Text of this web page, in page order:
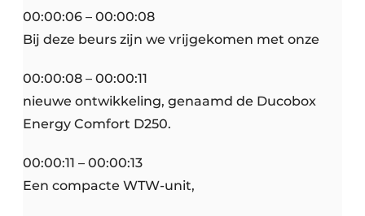
00:00:06 – 00:00:08
Bij deze beurs zijn we vrijgekomen met onze
00:00:08 – 00:00:11
nieuwe ontwikkeling, genaamd de Ducobox
Energy Comfort D250.
00:00:11 – 00:00:13
Een compacte WTW-unit,